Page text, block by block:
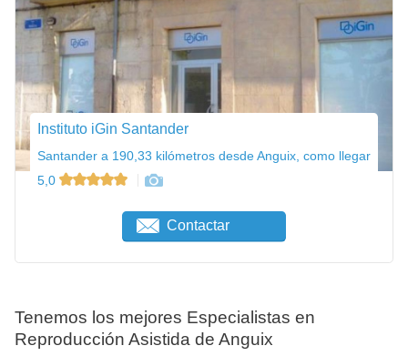
Instituto iGin Santander
Santander a 190,33 kilómetros desde Anguix, como llegar
5,0
Contactar
Tenemos los mejores Especialistas en
Reproducción Asistida de Anguix